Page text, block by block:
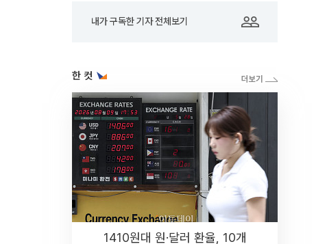
내가 구독한 기자 전체보기
한 컷
1410원대 원·달러 환율, 10개